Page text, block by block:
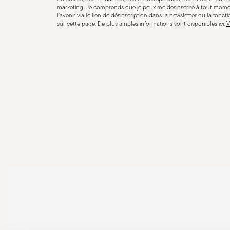
marketing. Je comprends que je peux me désinscrire à tout
l'avenir via le lien de désinscription dans la newsletter ou la
sur cette page. De plus amples informations sont disponibles ici: